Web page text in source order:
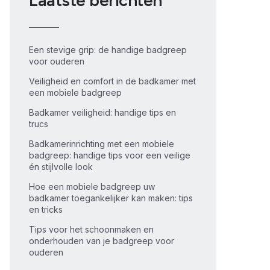
Een stevige grip: de handige badgreep
voor ouderen
Veiligheid en comfort in de badkamer met
een mobiele badgreep
Badkamer veiligheid: handige tips en
trucs
Badkamerinrichting met een mobiele
badgreep: handige tips voor een veilige
én stijlvolle look
Hoe een mobiele badgreep uw
badkamer toegankelijker kan maken: tips
en tricks
Tips voor het schoonmaken en
onderhouden van je badgreep voor
ouderen